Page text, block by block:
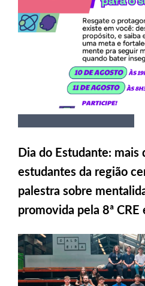
Dia do Estudante: mais
estudantes da região
palestra sobre
promovida pela 8ª CRE